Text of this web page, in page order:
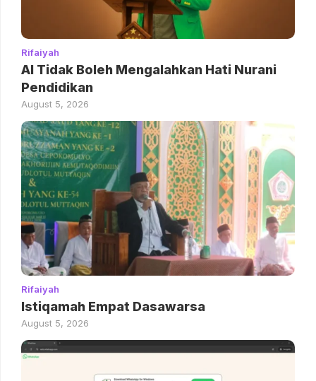
Rifaiyah
AI Tidak Boleh Mengalahkan Hati Nurani
Pendidikan
August 5, 2026
Rifaiyah
Istiqamah Empat Dasawarsa
August 5, 2026